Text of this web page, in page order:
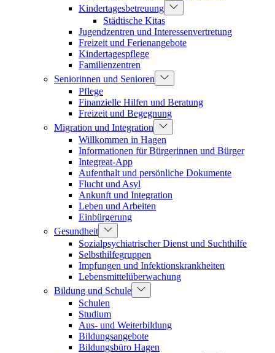
Kindertagesbetreuung
Städtische Kitas
Jugendzentren und Interessenvertretung
Freizeit und Ferienangebote
Kindertagespflege
Familienzentren
Seniorinnen und Senioren
Pflege
Finanzielle Hilfen und Beratung
Freizeit und Begegnung
Migration und Integration
Willkommen in Hagen
Informationen für Bürgerinnen und Bürger
Integreat-App
Aufenthalt und persönliche Dokumente
Flucht und Asyl
Ankunft und Integration
Leben und Arbeiten
Einbürgerung
Gesundheit
Sozialpsychiatrischer Dienst und Suchthilfe
Selbsthilfegruppen
Impfungen und Infektionskrankheiten
Lebensmittelüberwachung
Bildung und Schule
Schulen
Studium
Aus- und Weiterbildung
Bildungsangebote
Bildungsbüro Hagen